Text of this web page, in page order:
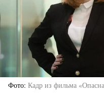
Фото Кадр из фильма